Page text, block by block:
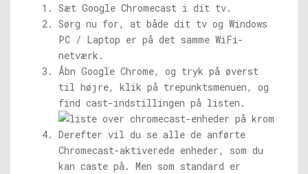
Sæt Google Chromecast i dit tv.
Sørg nu for, at både dit tv og Windows
PC / Laptop er på det samme WiFi-
netværk.
Åbn Google Chrome, og tryk på øverst
til højre, klik på trepunktsmenuen, og
find cast-indstillingen på listen.
Derefter vil du se alle de anførte
Chromecast-aktiverede enheder, som du
kan caste på. Men som standard er